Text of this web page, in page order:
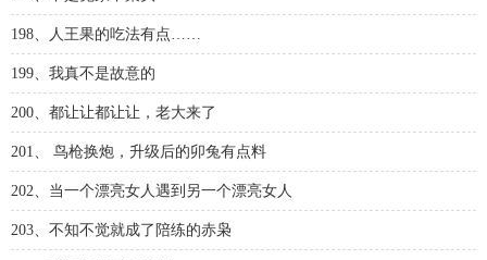
198、人王果的吃法有点……
199、我真不是故意的
200、都让让都让让，老大来了
201、 鸟枪换炮，升级后的卯兔有点料
202、当一个漂亮女人遇到另一个漂亮女人
203、不知不觉就成了陪练的赤枭